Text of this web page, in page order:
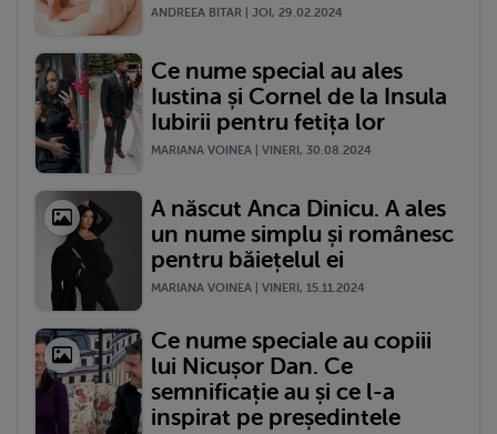
ANDREEA BITAR | JOI, 29.02.2024
Ce nume special au ales
Iustina și Cornel de la Insula
Iubirii pentru fetița lor
MARIANA VOINEA | VINERI, 30.08.2024
A născut Anca Dinicu. A ales
un nume simplu și românesc
pentru băiețelul ei
MARIANA VOINEA | VINERI, 15.11.2024
Ce nume speciale au copiii
lui Nicușor Dan. Ce
semnificație au și ce l-a
inspirat pe președintele